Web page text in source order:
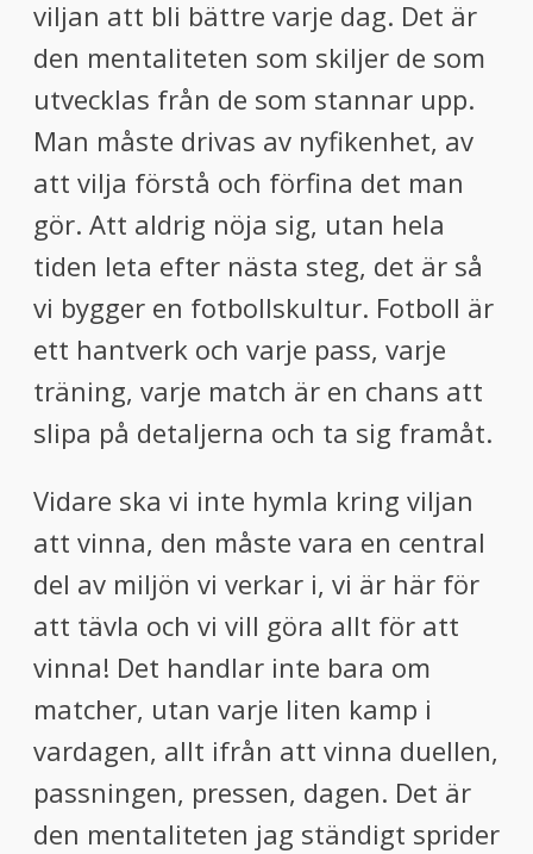
viljan att bli bättre varje dag. Det är
den mentaliteten som skiljer de som
utvecklas från de som stannar upp.
Man måste drivas av nyfikenhet, av
att vilja förstå och förfina det man
gör. Att aldrig nöja sig, utan hela
tiden leta efter nästa steg, det är så
vi bygger en fotbollskultur. Fotboll är
ett hantverk och varje pass, varje
träning, varje match är en chans att
slipa på detaljerna och ta sig framåt.
Vidare ska vi inte hymla kring viljan
att vinna, den måste vara en central
del av miljön vi verkar i, vi är här för
att tävla och vi vill göra allt för att
vinna! Det handlar inte bara om
matcher, utan varje liten kamp i
vardagen, allt ifrån att vinna duellen,
passningen, pressen, dagen. Det är
den mentaliteten jag ständigt sprider